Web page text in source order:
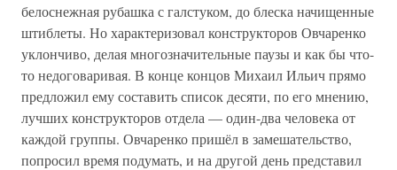
белоснежная рубашка с галстуком, до блеска начищенные
штиблеты. Но характеризовал конструкторов Овчаренко
уклончиво, делая многозначительные паузы и как бы что-
то недоговаривая. В конце концов Михаил Ильич прямо
предложил ему составить список десяти, по его мнению,
лучших конструкторов отдела — один-два человека от
каждой группы. Овчаренко пришёл в замешательство,
попросил время подумать, и на другой день представил